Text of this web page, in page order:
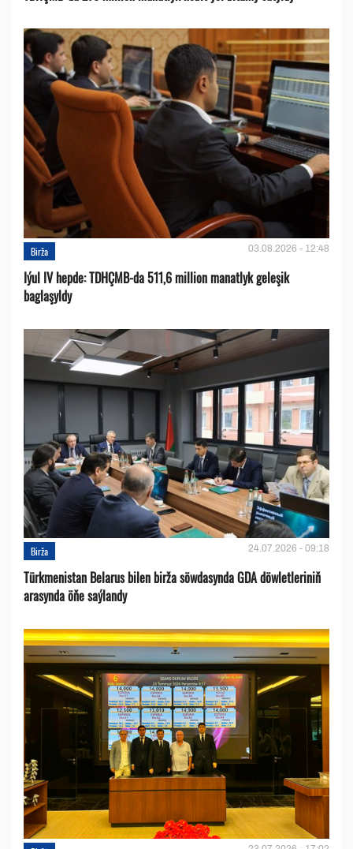
Birža 03.08.2026 - 12:48
Iýul IV hepde: TDHÇMB-da 511,6 million manatlyk geleşik
baglaşyldy
Birža 24.07.2026 - 09:18
Türkmenistan Belarus bilen birža söwdasynda GDA döwletleriniň
arasynda öňe saýlandy